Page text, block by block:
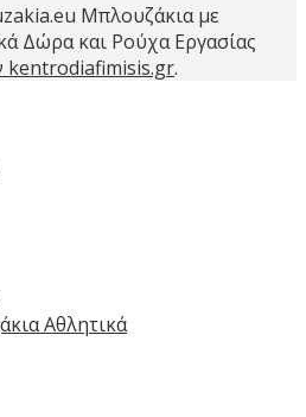
Μπλουζάκια με
Δώρα και Ρούχα Εργασίας
kentrodiafimisis.gr.
Αθλητικά